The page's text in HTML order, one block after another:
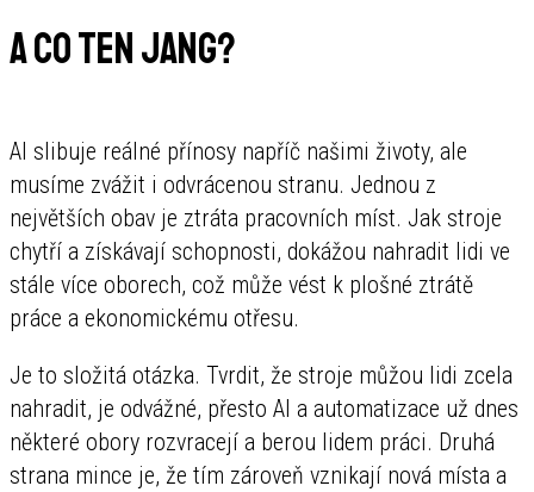
A co ten jang?
AI slibuje reálné přínosy napříč našimi životy, ale
musíme zvážit i odvrácenou stranu. Jednou z
největších obav je ztráta pracovních míst. Jak stroje
chytří a získávají schopnosti, dokážou nahradit lidi ve
stále více oborech, což může vést k plošné ztrátě
práce a ekonomickému otřesu.
Je to složitá otázka. Tvrdit, že stroje můžou lidi zcela
nahradit, je odvážné, přesto AI a automatizace už dnes
některé obory rozvracejí a berou lidem práci. Druhá
strana mince je, že tím zároveň vznikají nová místa a